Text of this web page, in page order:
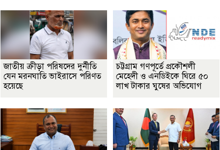
জাতীয় ক্রীড়া পরিষদের দুর্নীতি
যেন মরনঘাতি ভাইরাসে পরিণত
হয়েছে
চট্টগ্রাম গণপূর্তে প্রকৌশলী
মেহেদী ও এনডিইকে ঘিরে ৫০
লাখ টাকার ঘুষের অভিযোগ